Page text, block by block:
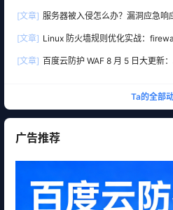
[文章] 服务器被入侵怎么办？漏洞应急响
[文章] Linux 防火墙规则优化实战：
[文章] 百度云防护 WAF 8 月 5 日大更新
Ta的全部
广告推荐